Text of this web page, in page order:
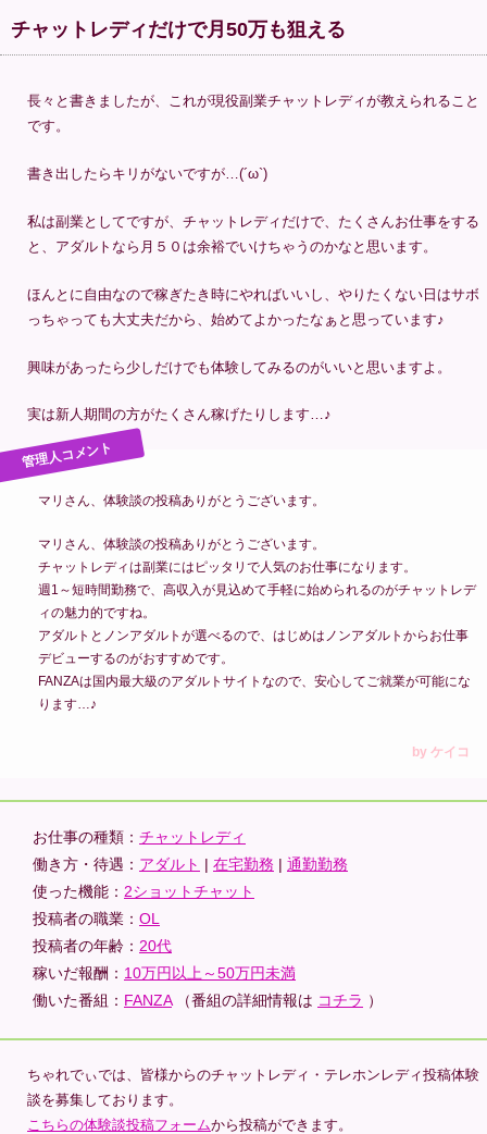
チャットレディだけで月50万も狙える
長々と書きましたが、これが現役副業チャットレディが教えられること
です。
書き出したらキリがないですが…(´ω`)
私は副業としてですが、チャットレディだけで、たくさんお仕事をする
と、アダルトなら月５０は余裕でいけちゃうのかなと思います。
ほんとに自由なので稼ぎたき時にやればいいし、やりたくない日はサボ
っちゃっても大丈夫だから、始めてよかったなぁと思っています♪
興味があったら少しだけでも体験してみるのがいいと思いますよ。
実は新人期間の方がたくさん稼げたりします…♪
マリさん、体験談の投稿ありがとうございます。
マリさん、体験談の投稿ありがとうございます。
チャットレディは副業にはピッタリで人気のお仕事になります。
週1～短時間勤務で、高収入が見込めて手軽に始められるのがチャットレデ
ィの魅力的ですね。
アダルトとノンアダルトが選べるので、はじめはノンアダルトからお仕事
デビューするのがおすすめです。
FANZAは国内最大級のアダルトサイトなので、安心してご就業が可能にな
ります…♪
お仕事の種類： チャットレディ
働き方・待遇： アダルト | 在宅勤務 | 通勤勤務
使った機能： 2ショットチャット
投稿者の職業： OL
投稿者の年齢： 20代
稼いだ報酬： 10万円以上～50万円未満
働いた番組： FANZA（番組の詳細情報は コチラ ）
ちゃれでぃでは、皆様からのチャットレディ・テレホンレディ投稿体験
談を募集しております。
こちらの体験談投稿フォームから投稿ができます。